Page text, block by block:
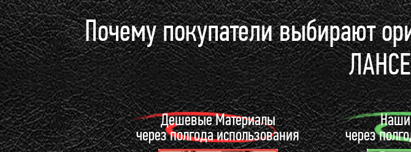
Почему покупатели выбирают
Дешевые Материалы
через полгода использования
через